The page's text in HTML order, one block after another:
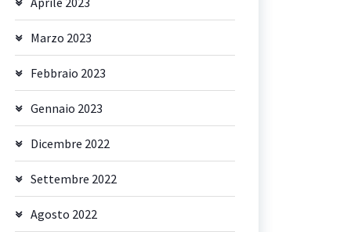
Marzo 2023
Febbraio 2023
Gennaio 2023
Dicembre 2022
Settembre 2022
Agosto 2022